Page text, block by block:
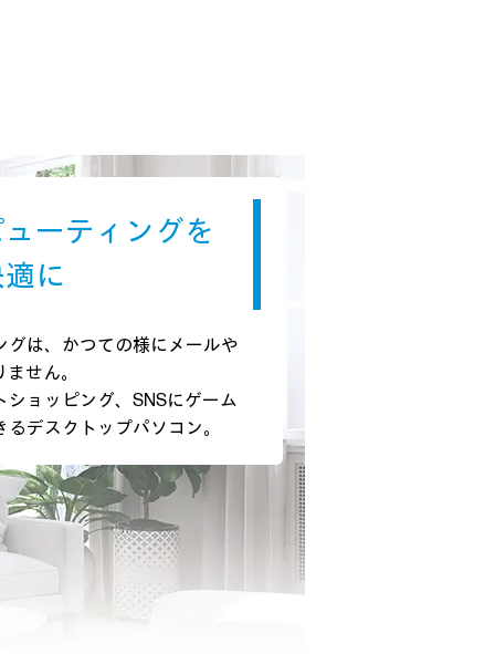
ーティングを
に
は、かつての様にメールや
せん。
ョッピング、SNSにゲーム
デスクトップパソコン。